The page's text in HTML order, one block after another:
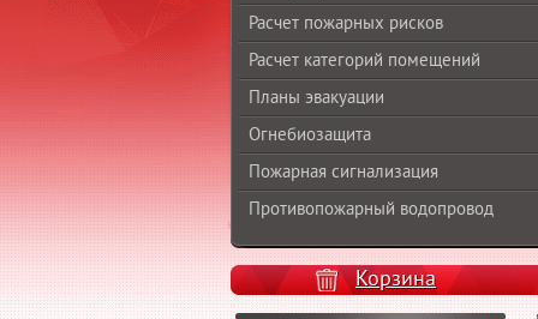
Расчет пожарных рисков
Расчет категорий помещений
Планы эвакуации
Огнебиозащита
Пожарная сигнализация
Противопожарный водопровод
Корзина